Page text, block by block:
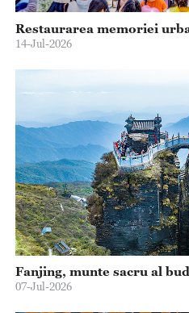
Restaurarea memoriei
14-Jul-2026
Fanjing, munte sacru al
07-Jul-2026